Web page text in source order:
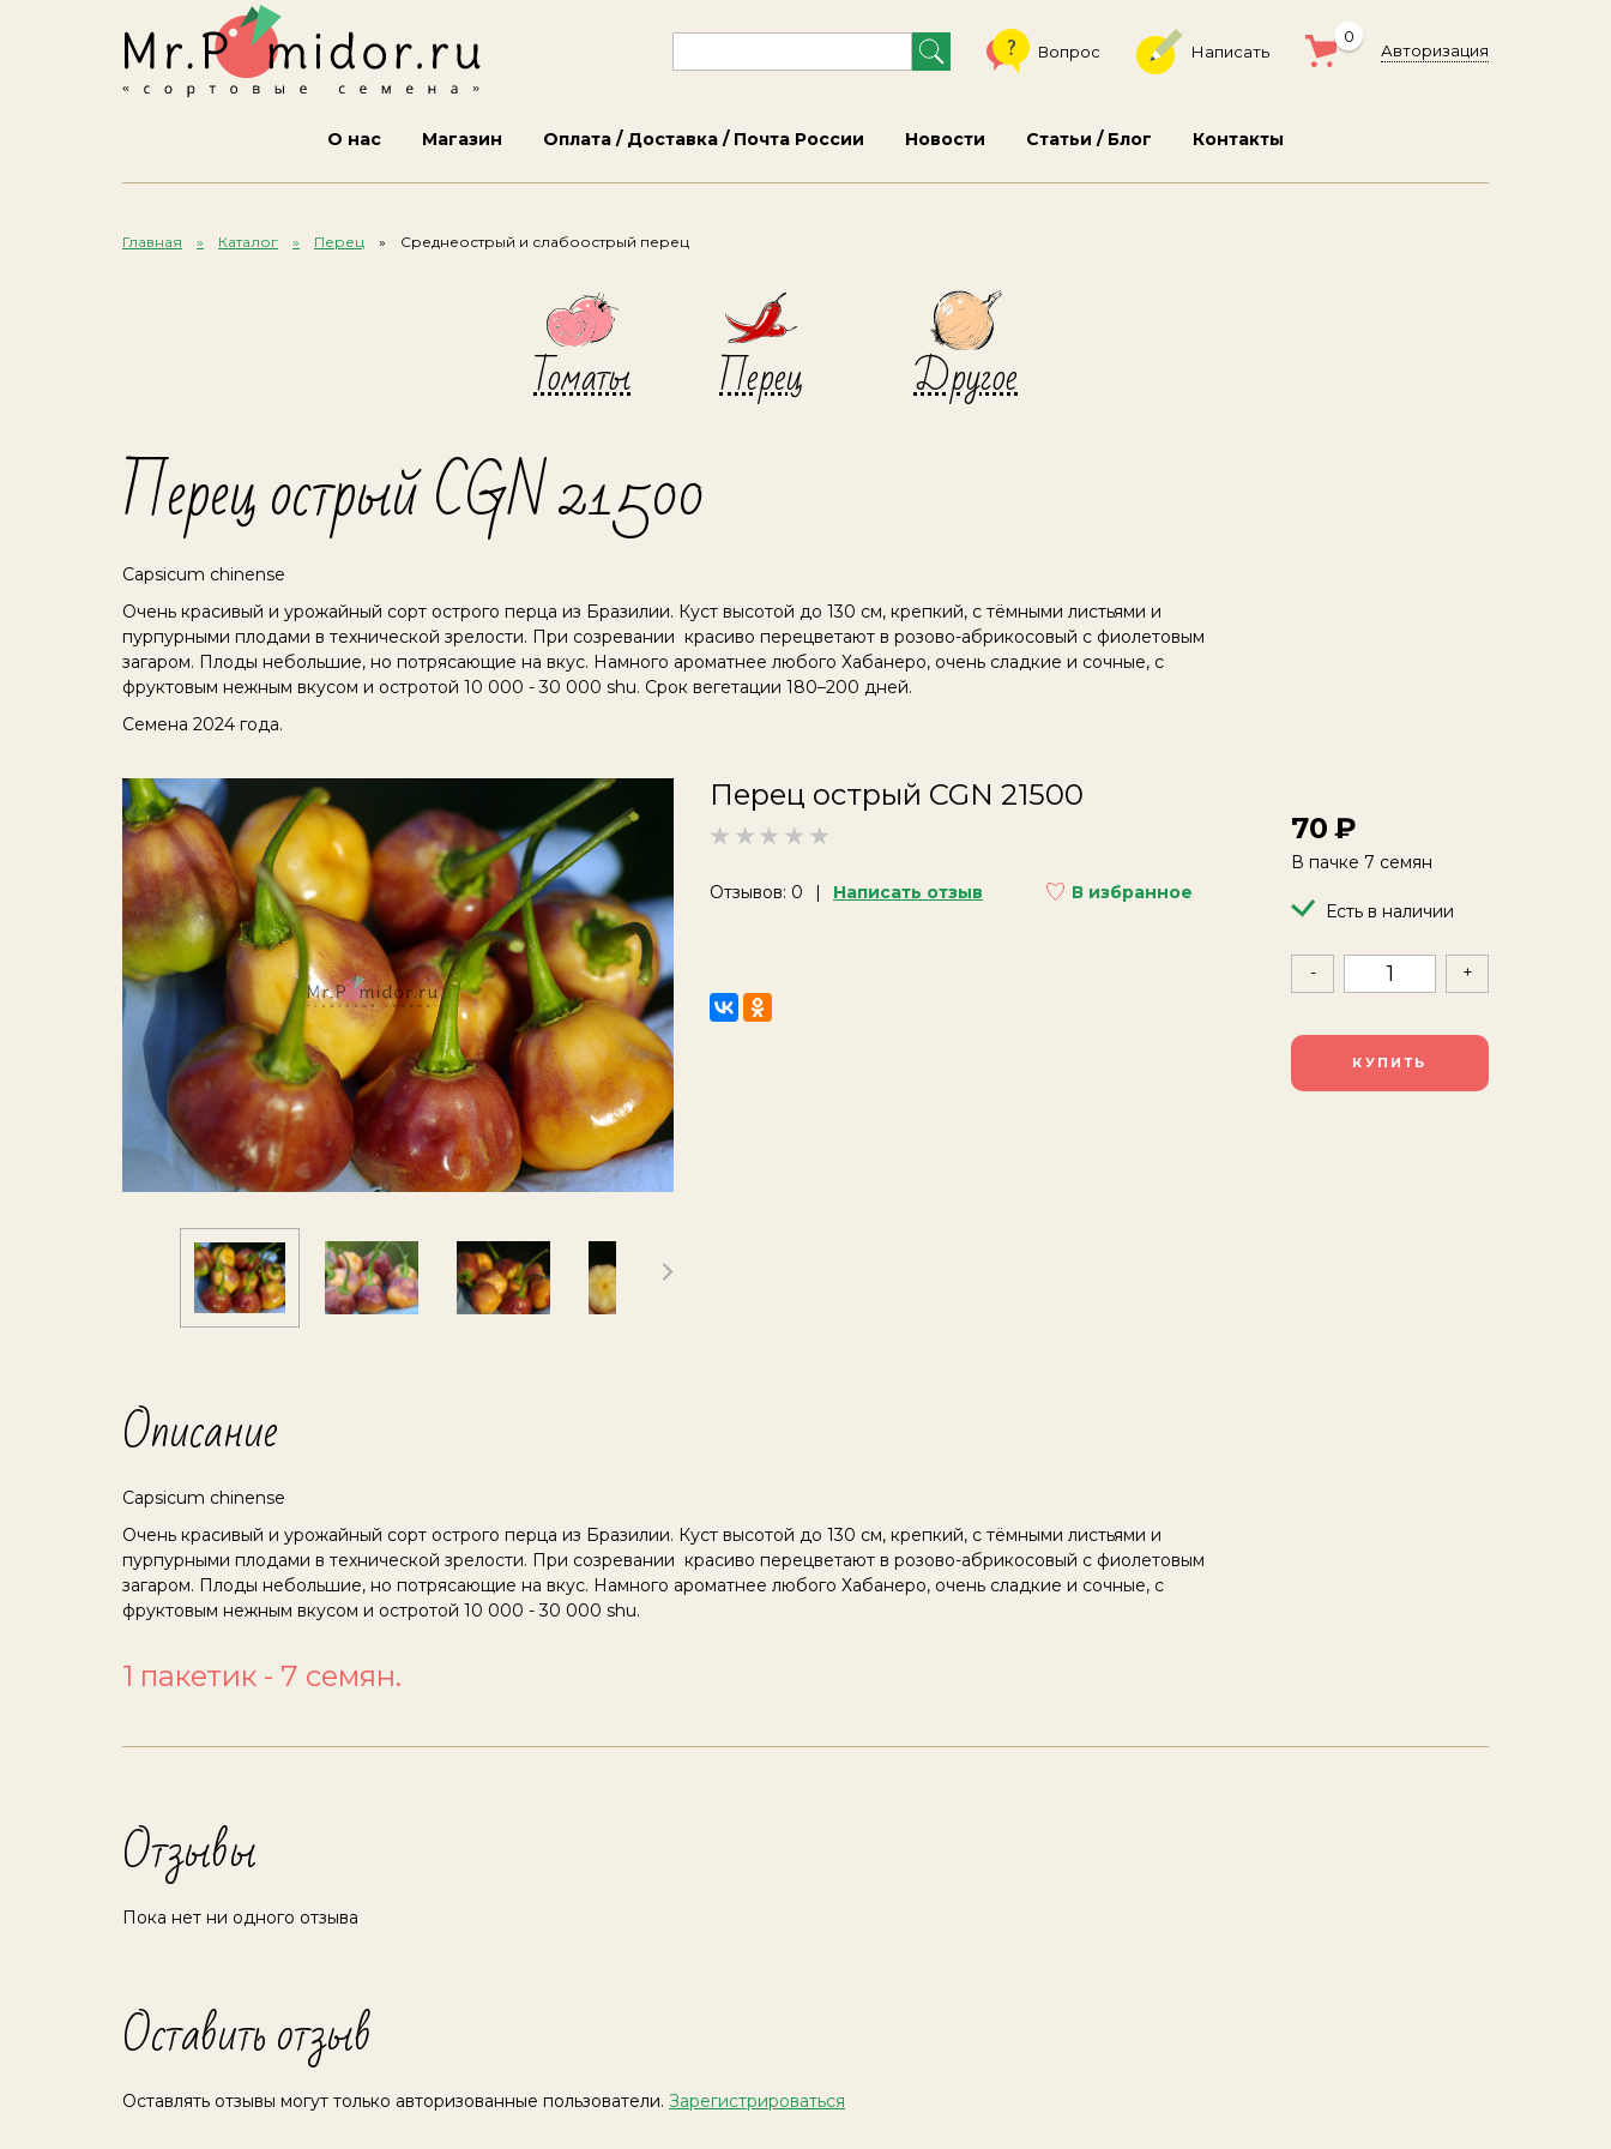
Вопрос Написать
0
Авторизация
О нас Магазин Оплата / Доставка / Почта России Новости Статьи / Блог Контакты
Главная Каталог Перец Среднеострый и слабоострый перец
Томаты Перец Другое
Перец острый CGN 21500
Capsicum chinense
Очень красивый и урожайный сорт острого перца из Бразилии. Куст высотой до 130 см, крепкий, с тёмными листьями и
пурпурными плодами в технической зрелости. При созревании красиво перецветают в розово-абрикосовый с фиолетовым
загаром. Плоды небольшие, но потрясающие на вкус. Намного ароматнее любого Хабанеро, очень сладкие и сочные, с
фруктовым нежным вкусом и остротой 10 000 - 30 000 shu. Срок вегетации 180–200 дней.
Семена 2024 года.
Перец острый CGN 21500
Отзывов: 0 Написать отзыв В избранное
70
В пачке 7 семян
Есть в наличии
- +
Описание
Capsicum chinense
Очень красивый и урожайный сорт острого перца из Бразилии. Куст высотой до 130 см, крепкий, с тёмными листьями и
пурпурными плодами в технической зрелости. При созревании красиво перецветают в розово-абрикосовый с фиолетовым
загаром. Плоды небольшие, но потрясающие на вкус. Намного ароматнее любого Хабанеро, очень сладкие и сочные, с
фруктовым нежным вкусом и остротой 10 000 - 30 000 shu.
1 пакетик - 7 семян.
Отзывы
Пока нет ни одного отзыва
Оставить отзыв
Оставлять отзывы могут только авторизованные пользователи. Зарегистрироваться